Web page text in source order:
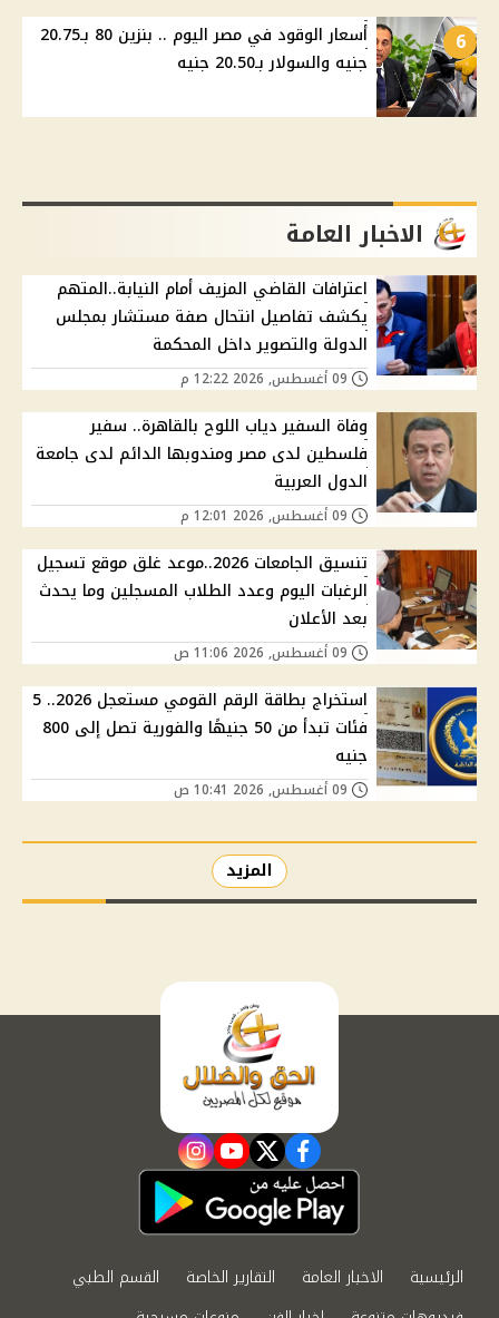
6
أسعار الوقود في مصر اليوم .. بنزين 80 بـ20.75
جنيه والسولار بـ20.50 جنيه
الاخبار العامة
اعترافات القاضي المزيف أمام النيابة..المتهم
يكشف تفاصيل انتحال صفة مستشار بمجلس
الدولة والتصوير داخل المحكمة
وفاة السفير دياب اللوح بالقاهرة.. سفير
فلسطين لدى مصر ومندوبها الدائم لدى جامعة
الدول العربية
تنسيق الجامعات 2026..موعد غلق موقع تسجيل
الرغبات اليوم وعدد الطلاب المسجلين وما يحدث
بعد الأعلان
استخراج بطاقة الرقم القومي مستعجل 2026.. 5
فئات تبدأ من 50 جنيهًا والفورية تصل إلى 800
جنيه
المزيد
facebook
twitter
youtube
instagram
الرئيسية الاخبار العامة التقارير الخاصة
القسم الطبي